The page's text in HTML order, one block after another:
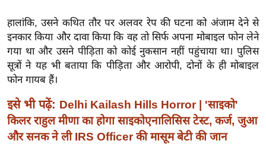
यं
ग
इं
डि
सा
हि
त्य
हालांकि, उसने कथित तौर पर अलवर रेप की घटना को अंजाम देने से
इनकार किया और दावा किया कि वह तो सिर्फ अपना मोबाइल फोन लेने
गया था और उसने पीड़िता को कोई नुकसान नहीं पहुंचाया था। पुलिस
सूत्रों ने यह भी बताया कि पीड़िता और आरोपी, दोनों के ही मोबाइल
फोन गायब हैं।
इसे भी पढ़ें: Delhi Kailash Hills Horror | 'साइको'
किलर राहुल मीणा का होगा साइकोएनालिसिस टेस्ट, कर्ज, जुआ
और सनक ने ली IRS Officer की मासूम बेटी की जान